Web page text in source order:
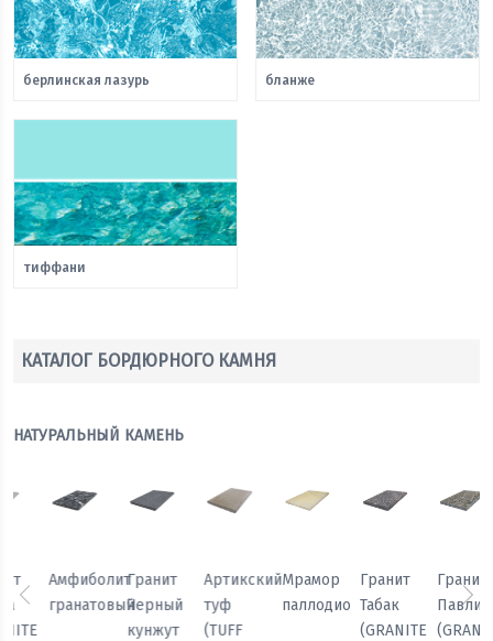
берлинская лазурь бланже
тиффани
КАТАЛОГ БОРДЮРНОГО КАМНЯ
НАТУРАЛЬНЫЙ КАМЕНЬ
Мрамор
паллодио
Гранит
Табак
(GRANITE
Гранит
Павлин
(GRANITE
Гранит
Белла
Амфиболит
гранатовый
Гранит
Черный
кунжут
Предыдущий